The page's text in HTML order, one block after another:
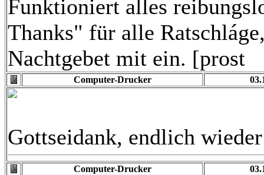
Funktioniert alles
Thanks" für alle
Nachtgebet mit ein. [prost
Computer-Drucker
Gottseidank, endlich
Computer-Drucker